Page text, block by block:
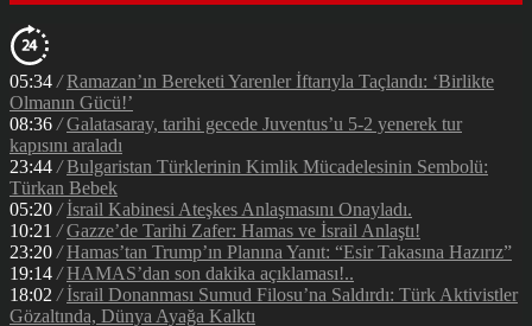
05:34 / Ramazan’ın Bereketi Yarenler İftarıyla Taçlandı: ‘Birlikte
Olmanın Gücü!’
08:36 / Galatasaray, tarihi gecede Juventus’u 5-2 yenerek tur
kapısını araladı
23:44 / Bulgaristan Türklerinin Kimlik Mücadelesinin Sembolü:
Türkan Bebek
05:20 / İsrail Kabinesi Ateşkes Anlaşmasını Onayladı.
10:21 / Gazze’de Tarihi Zafer: Hamas ve İsrail Anlaştı!
23:20 / Hamas’tan Trump’ın Planına Yanıt: “Esir Takasına Hazırız”
19:14 / HAMAS’dan son dakika açıklaması!..
18:02 / İsrail Donanması Sumud Filosu’na Saldırdı: Türk Aktivistler
Gözaltında, Dünya Ayağa Kalktı